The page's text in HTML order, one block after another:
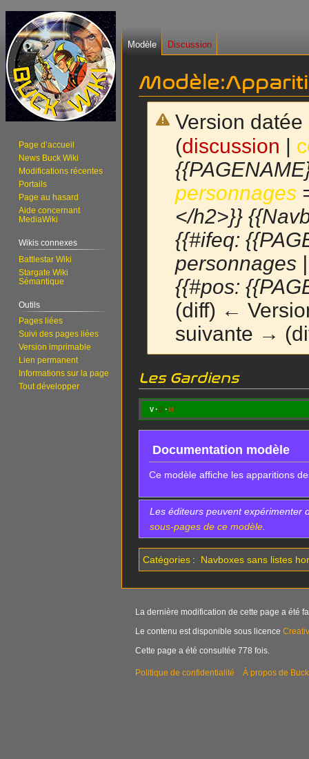
Modèle:
Version
(discussion
personnages
</h2>}}
{{#ifeq:
personnages
{{#pos:
(diff) ←
suivante →
Aller
à
la
navigation
Aller
à
la
recherche
Les Gardiens
v d m
Documentation modèle
Ce modèle affiche les apparitions
Les éditeurs peuvent expérimenter
sous-pages de ce modèle.
Catégories : Navboxes sans listes
Modèle Discussion
Page d’accueil
News Buck Wiki
Modifications récentes
Portails
Page au hasard
Aide concernant
MediaWiki
Wikis connexes
Battlestar Wiki
Stargate Wiki
Sémantique
Outils
Pages liées
Suivi des pages liées
Version imprimable
Lien permanent
Informations sur la page
Tout développer
La dernière modification de cette page a été
Le contenu est disponible sous licence
Cette page a été consultée 778 fois.
Politique de confidentialité À propos de